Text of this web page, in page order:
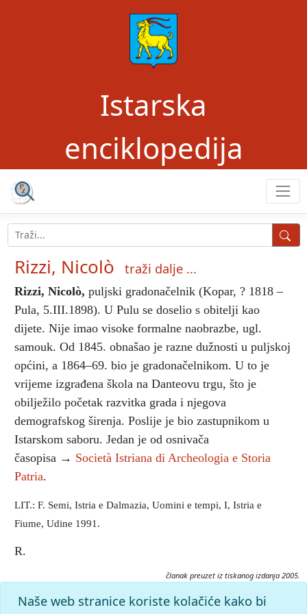
Istarska
enciklopedija
Rizzi, Nicolò traži dalje ...
Rizzi, Nicolò, puljski gradonačelnik (Kopar, ? 1818 –
Pula, 5.III.1898). U Pulu se doselio s obitelji kao
dijete. Nije imao visoke formalne naobrazbe, ugl.
samouk. Od 1845. obnašao je razne dužnosti u puljskoj
općini, a 1864–69. bio je gradonačelnikom. U to je
vrijeme izgrađena škola na Danteovu trgu, što je
obilježilo početak razvitka grada i njegova
demografskog širenja. Poslije je bio zastupnikom u
Istarskom saboru. Jedan je od osnivača
časopisa → Società Istriana di Archeologia e Storia
Patria.
LIT.: F. Semi, Istria e Dalmazia, Uomini e tempi, I, Istria e
Fiume, Udine 1991.
R.
članak preuzet iz tiskanog izdanja 2005.
Citiranje:
Naše web stranice koriste kolačiće kako bi